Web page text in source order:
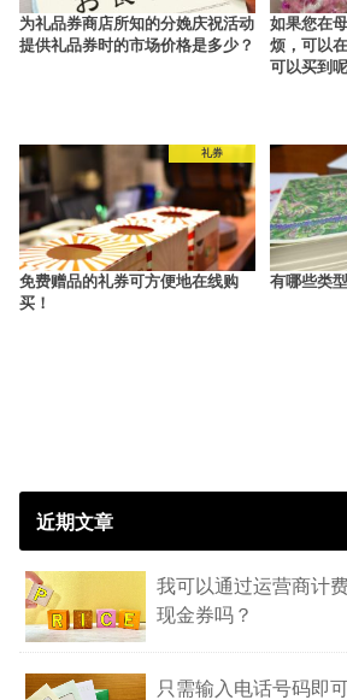
为礼品券商店所知的分娩庆祝活动
提供礼品券时的市场价格是多少？
如果您在
烦，可以
可以买到
礼券
免费赠品的礼券可方便地在线购
买！
有哪些类
近期文章
我可以通过运营商计
现金券吗？
只需输入电话号码即